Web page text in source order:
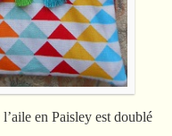
en Paisley est doublé